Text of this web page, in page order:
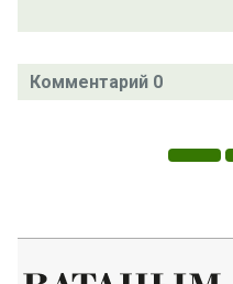
Комментарий 0